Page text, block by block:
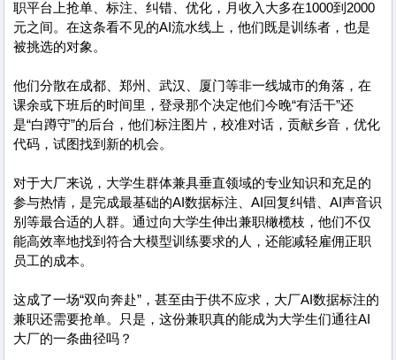
职平台上抢单、标注、纠错、优化，月收入大多在1000到2000
元之间。在这条看不见的AI流水线上，他们既是训练者，也是
被挑选的对象。
他们分散在成都、郑州、武汉、厦门等非一线城市的角落，在
课余或下班后的时间里，登录那个决定他们今晚“有活干”还
是“白蹲守”的后台，他们标注图片，校准对话，贡献乡音，优化
代码，试图找到新的机会。
对于大厂来说，大学生群体兼具垂直领域的专业知识和充足的
参与热情，是完成最基础的AI数据标注、AI回复纠错、AI声音识
别等最合适的人群。通过向大学生伸出兼职橄榄枝，他们不仅
能高效率地找到符合大模型训练要求的人，还能减轻雇佣正职
员工的成本。
这成了一场“双向奔赴”，甚至由于供不应求，大厂AI数据标注的
兼职还需要抢单。只是，这份兼职真的能成为大学生们通往AI
大厂的一条曲径吗？